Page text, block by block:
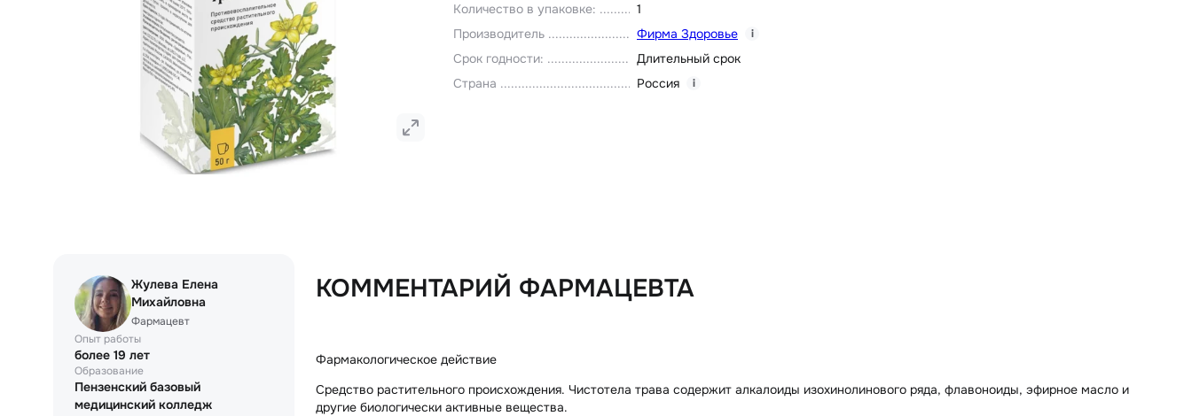
Количество в упаковке:
1
Производитель
Фирма Здоровье i
Срок годности:
Длительный срок
Страна
Россия i
КОММЕНТАРИЙ ФАРМАЦЕВТА
Жулева Елена
Михайловна
Фармацевт
Опыт работы
более 19 лет
Образование
Пензенский базовый
медицинский колледж
Фармакологическое действие
Средство растительного происхождения. Чистотела трава содержит алкалоиды изохинолинового ряда, флавоноиды, эфирное масло и
другие биологически активные вещества.